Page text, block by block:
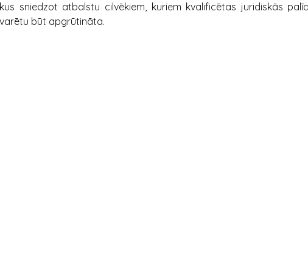
sniedzot atbalstu cilvēkiem, kuriem kvalificētas juridiskās
būt apgrūtināta.